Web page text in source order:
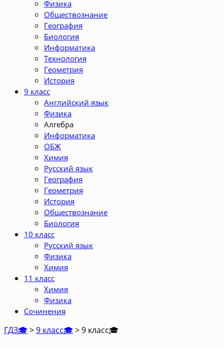
Физика
Обществознание
География
Биология
Информатика
Технология
Геометрия
История
9 класс
Английский язык
Физика
Алгебра
Информатика
ОБЖ
Химия
Русский язык
География
Геометрия
История
Обществознание
Биология
10 класс
Русский язык
Физика
Химия
11 класс
Химия
Физика
Сочинения
ГДЗ🎓>9 класс🎓>9 класс🎓